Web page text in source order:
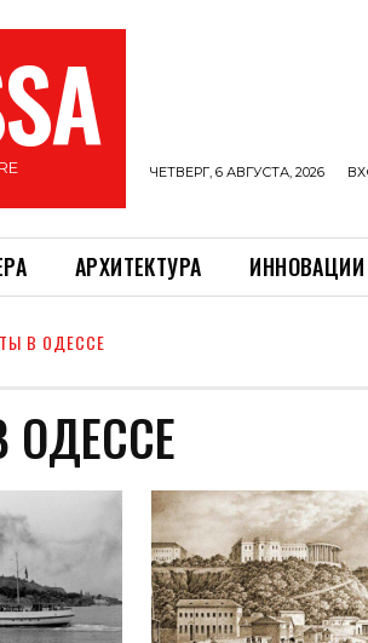
ЧЕТВЕРГ, 6 АВГУСТА, 2026
АРХИТЕКТУРА ИННОВАЦИИ
В ОДЕССЕ
ОДЕССЕ